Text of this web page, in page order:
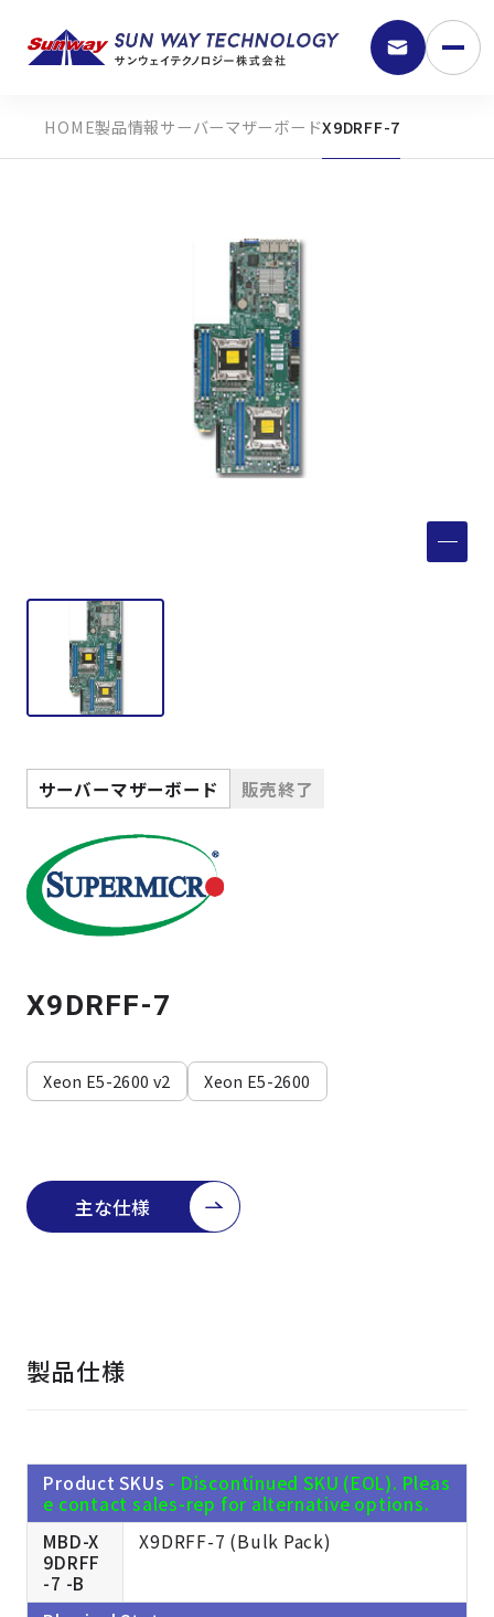
9:30 - 18:00
よくある質問
サービス
サポート
会社案内
製品情報サーバーマザーボードX9DRFF-7
サーバーマザーボード 販売終了
X9DRFF-7
Xeon E5-2600 v2 Xeon E5-2600
主な仕様
製品仕様
Product SKUs - Discontinued SKU (EOL). Pleas
e contact sales-rep for alternative options.
MBD-X
9DRFF
-7 -B
X9DRFF-7 (Bulk Pack)